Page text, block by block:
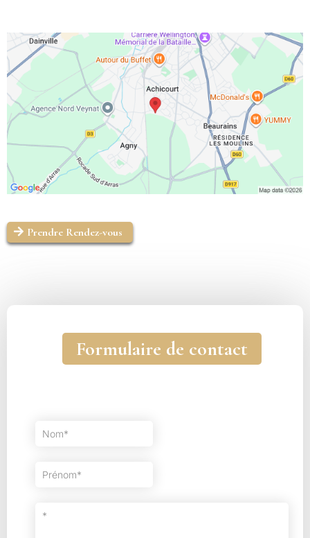
Prendre Rendez-vous
Formulaire de contact